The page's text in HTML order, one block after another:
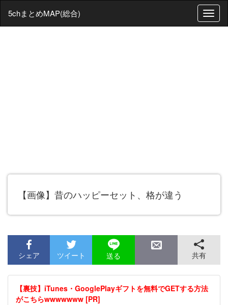
T
o
5chまとめMAP(総合)
【画像】昔のハッピーセット、格が違う
シェア ツイート 送る 共有
【裏技】iTunes・GooglePlayギフトを無料でGETする方法
がこちらwwwwwww [PR]